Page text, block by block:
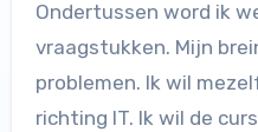
Ondertussen word ik
vraagstukken. Mijn
problemen. Ik wil
richting IT. Ik wil de